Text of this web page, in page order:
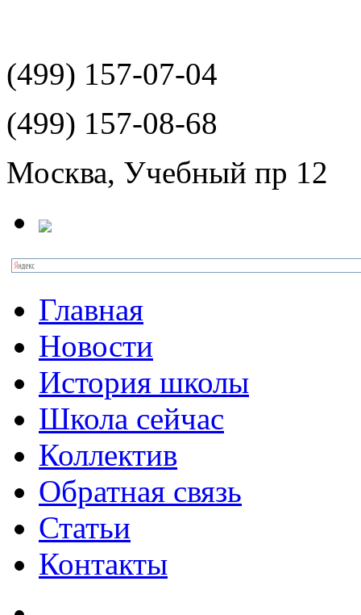
(499) 157-07-04
(499) 157-08-68
Москва, Учебный пр 12
Главная
Новости
История школы
Школа сейчас
Коллектив
Обратная связь
Статьи
Контакты